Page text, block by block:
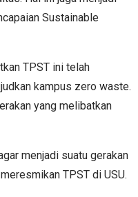
Sustainable
TPST ini telah
kampus zero waste.
yang melibatkan
menjadi suatu gerakan
TPST di USU.